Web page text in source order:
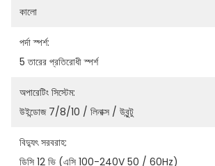
কালো
পর্দা স্পর্শ:
5 তারের প্রতিরোধী স্পর্শ
অপারেটিং সিস্টেম:
উইন্ডোজ 7/8/10 / লিনাক্স / উবুন্টু
বিদ্যুৎ সরবরাহ:
ডিসি 12 ভি (এসি 100-240V 50 / 60Hz)